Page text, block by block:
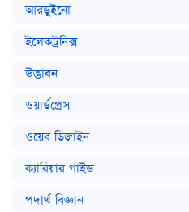
আরডুইনো
ইলেকট্রনিক্স
উদ্ভাবন
ওয়ার্ডপ্রেস
ওয়েব ডিজাইন
ক্যারিয়ার গাইড
পদার্থ বিজ্ঞান